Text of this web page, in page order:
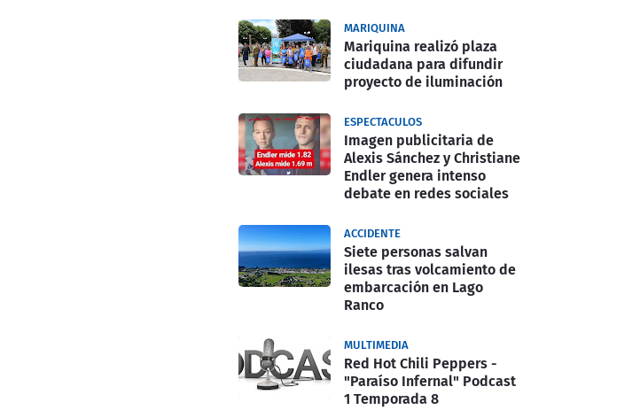
MARIQUINA
Mariquina realizó plaza
ciudadana para difundir
proyecto de iluminación
ESPECTACULOS
Imagen publicitaria de
Alexis Sánchez y Christiane
Endler genera intenso
debate en redes sociales
ACCIDENTE
Siete personas salvan
ilesas tras volcamiento de
embarcación en Lago
Ranco
MULTIMEDIA
Red Hot Chili Peppers -
"Paraíso Infernal" Podcast
1 Temporada 8